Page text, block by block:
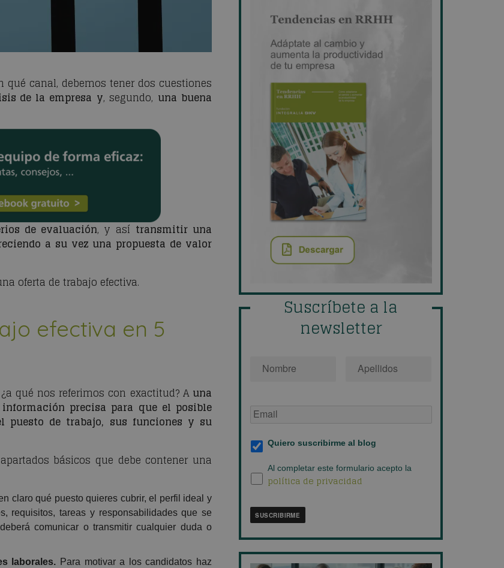
qué canal, debemos tener dos cuestiones
de la empresa y, segundo, una buena
de evaluación, y así transmitir una
a su vez una propuesta de valor
oferta de trabajo efectiva.
efectiva en 5
¿a qué nos referimos con exactitud? A una
precisa para que el posible
puesto de trabajo, sus funciones y su
básicos que debe contener una
claro qué puesto quieres cubrir, el perfil ideal y
requisitos, tareas y responsabilidades que se
comunicar o transmitir cualquier duda o
laborales. Para motivar a los candidatos haz
Suscríbete a la
newsletter
de
Suscripción
al
blog
Quiero suscribirme al blog
Política
Al completar este formulario acepto la
política de privacidad
SUSCRIBIRME